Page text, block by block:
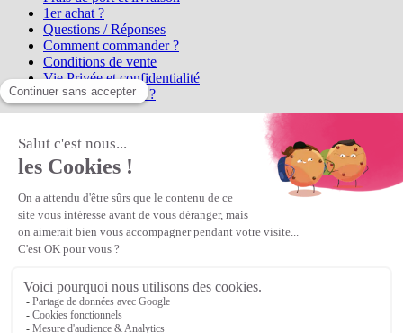
1er achat ?
Questions / Réponses
Comment commander ?
Conditions de vente
Vie Privée et confidentialité
Qui sommes-nous ?
la référence en perles et bijoux
perles en ligne, telles que les perles
et cristaux et strass en cristal Preciosa, les perles Miyuki perles et
apprêts en Argent 925, Gold Filled, perles de rocaille Preciosa
Matière Première est un
Première